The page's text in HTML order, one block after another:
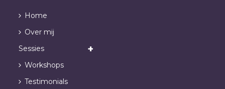
Home
Over mij
Sessies
Workshops
Testimonials